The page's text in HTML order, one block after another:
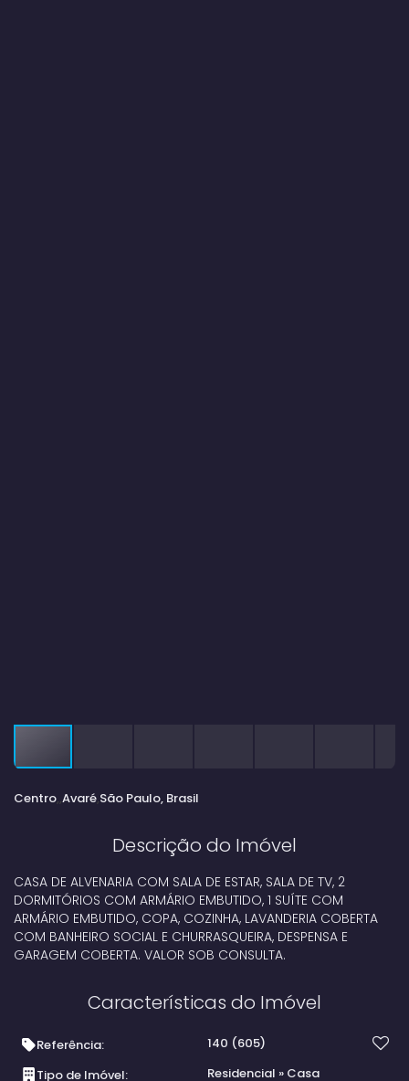
Centro Avaré São Paulo, Brasil
Descrição do Imóvel
CASA DE ALVENARIA COM SALA DE ESTAR, SALA DE TV, 2
DORMITÓRIOS COM ARMÁRIO EMBUTIDO, 1 SUÍTE COM
ARMÁRIO EMBUTIDO, COPA, COZINHA, LAVANDERIA COBERTA
COM BANHEIRO SOCIAL E CHURRASQUEIRA, DESPENSA E
GARAGEM COBERTA. VALOR SOB CONSULTA.
Características do Imóvel
Referência: 140 (605)
Tipo de Imóvel:
Residencial » Casa